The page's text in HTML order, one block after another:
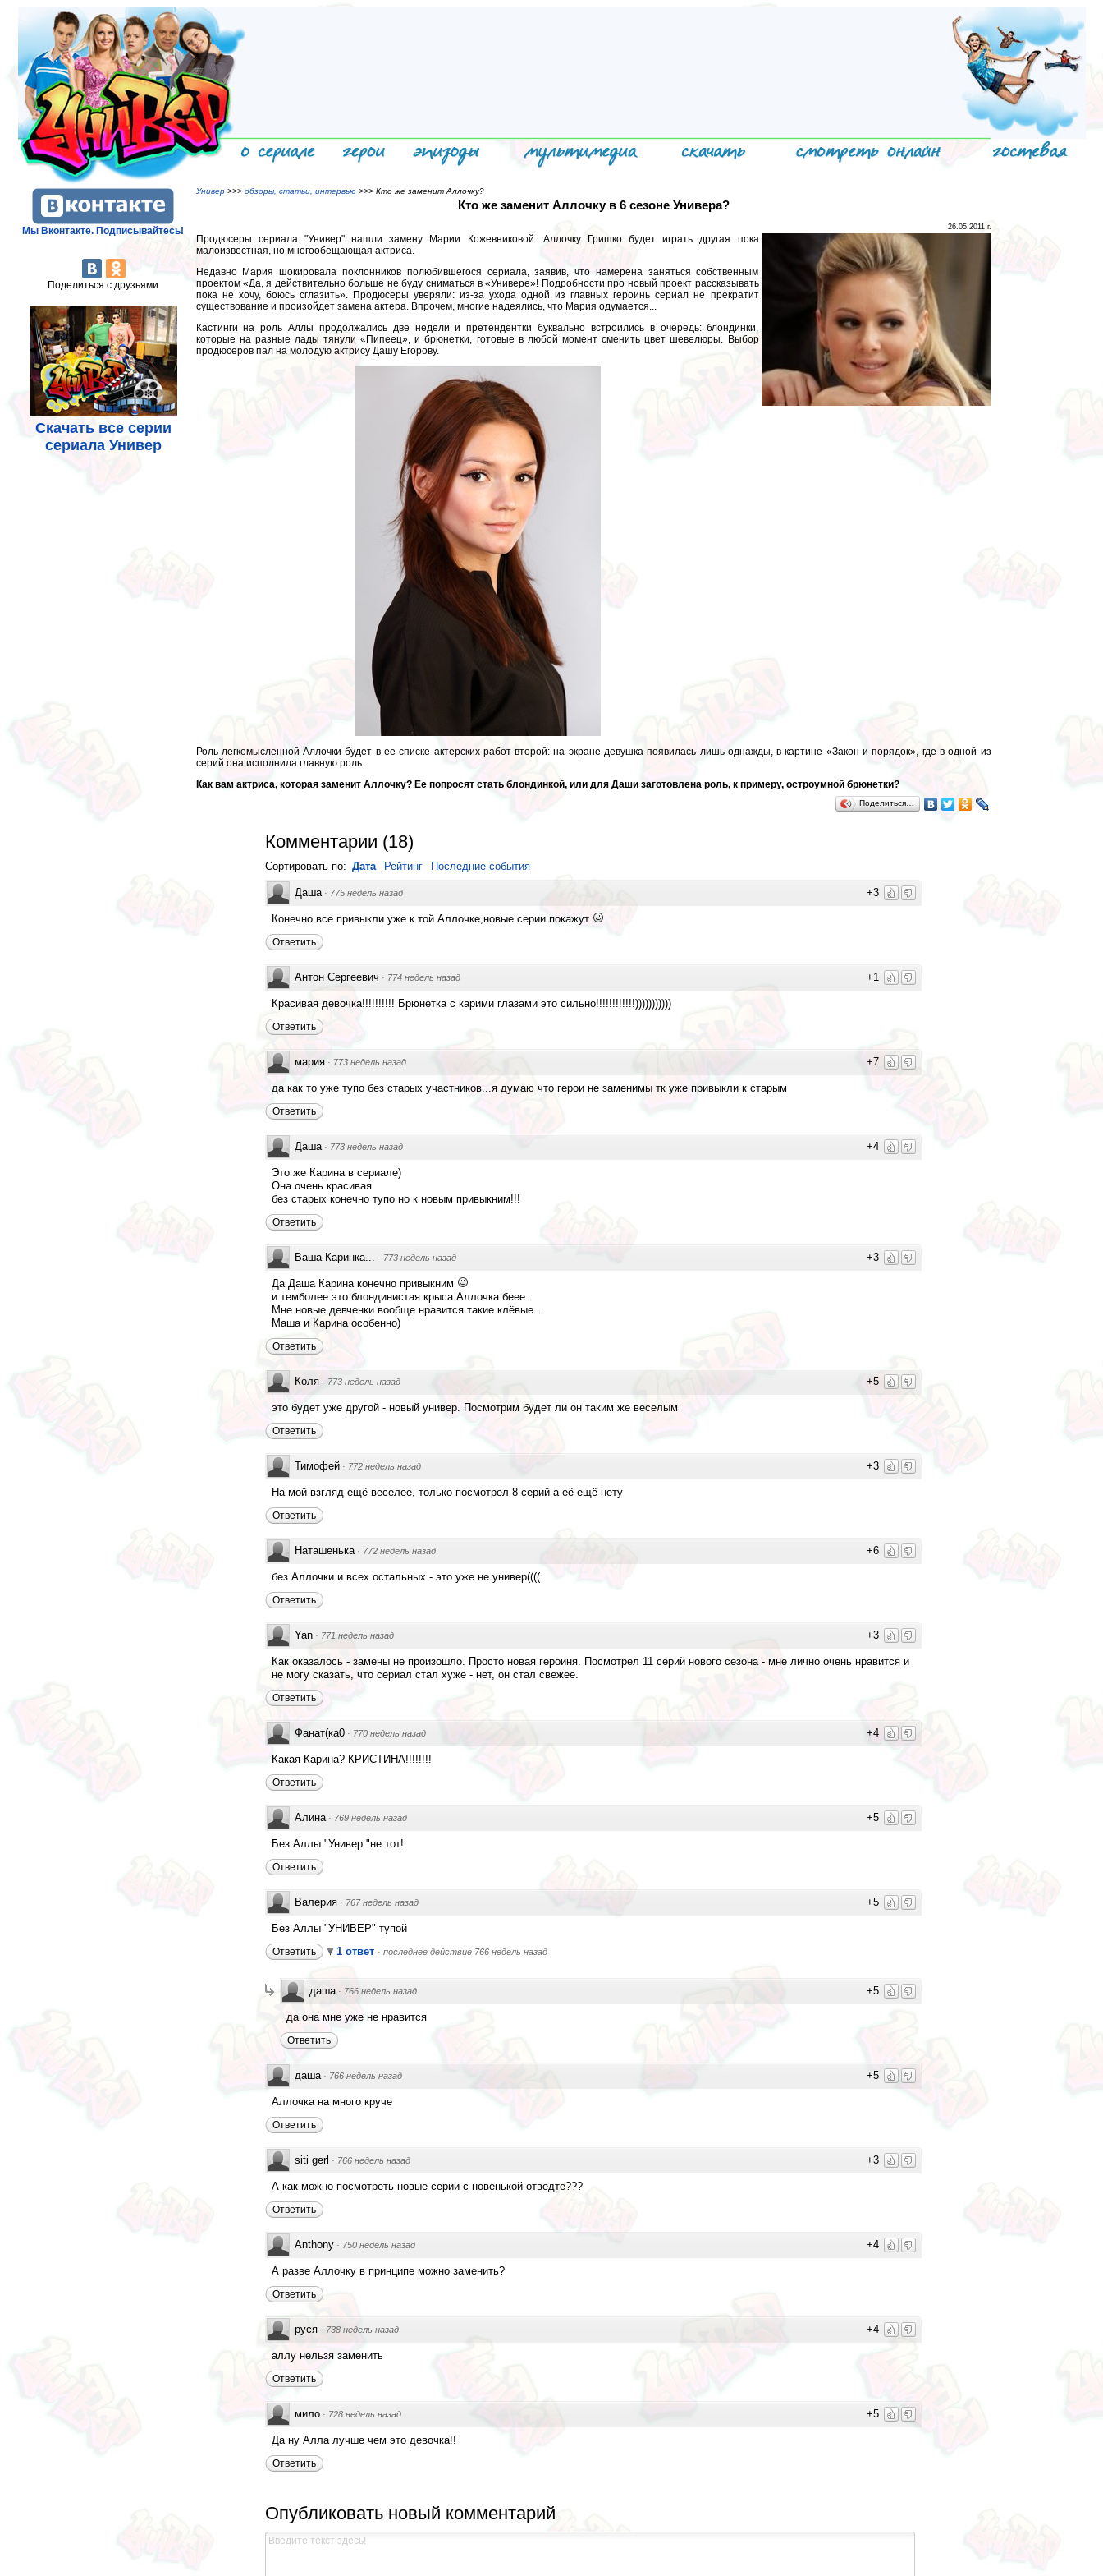
Мы Вконтакте. Подписывайтесь!
Поделиться с друзьями
Скачать все серии
сериала Универ
Универ>>> обзоры, статьи, интервью>>> Кто же заменит Аллочку?
Кто же заменит Аллочку в 6 сезоне Универа?
26.05.2011 г.
Продюсеры сериала "Универ" нашли замену Марии Кожевниковой: Аллочку Гришко будет играть другая пока
малоизвестная, но многообещающая актриса.
Недавно Мария шокировала поклонников полюбившегося сериала, заявив, что намерена заняться собственным
проектом «Да, я действительно больше не буду сниматься в «Универе»! Подробности про новый проект рассказывать
пока не хочу, боюсь сглазить». Продюсеры уверяли: из-за ухода одной из главных героинь сериал не прекратит
существование и произойдет замена актера. Впрочем, многие надеялись, что Мария одумается...
Кастинги на роль Аллы продолжались две недели и претендентки буквально встроились в очередь: блондинки,
которые на разные лады тянули «Пипеец», и брюнетки, готовые в любой момент сменить цвет шевелюры. Выбор
продюсеров пал на молодую актрису Дашу Егорову.
Роль легкомысленной Аллочки будет в ее списке актерских работ второй: на экране девушка появилась лишь однажды, в картине «Закон и порядок», где в одной из
серий она исполнила главную роль.
Как вам актриса, которая заменит Аллочку? Ее попросят стать блондинкой, или для Даши заготовлена роль, к примеру, остроумной брюнетки?
Поделиться…
Комментарии (18)
Сортировать по: Дата Рейтинг Последние события
+3
Даша · 775 недель назад
Конечно все привыкли уже к той Аллочке,новые серии покажут
Ответить
+1
Антон Сергеевич · 774 недель назад
Красивая девочка!!!!!!!!!! Брюнетка с карими глазами это сильно!!!!!!!!!!!!)))))))))))
Ответить
+7
мария · 773 недель назад
да как то уже тупо без старых участников...я думаю что герои не заменимы тк уже привыкли к старым
Ответить
+4
Даша · 773 недель назад
Это же Карина в сериале)
Она очень красивая.
без старых конечно тупо но к новым привыкним!!!
Ответить
+3
Ваша Каринка... · 773 недель назад
Да Даша Карина конечно привыкним
и темболее это блондинистая крыса Аллочка беее.
Мне новые девченки вообще нравится такие клёвые...
Маша и Карина особенно)
Ответить
+5
Коля · 773 недель назад
это будет уже другой - новый универ. Посмотрим будет ли он таким же веселым
Ответить
+3
Тимофей · 772 недель назад
На мой взгляд ещё веселее, только посмотрел 8 серий а её ещё нету
Ответить
+6
Наташенька · 772 недель назад
без Аллочки и всех остальных - это уже не универ((((
Ответить
+3
Yan · 771 недель назад
Как оказалось - замены не произошло. Просто новая героиня. Посмотрел 11 серий нового сезона - мне лично очень нравится и
не могу сказать, что сериал стал хуже - нет, он стал свежее.
Ответить
+4
Фанат(ка0 · 770 недель назад
Какая Карина? КРИСТИНА!!!!!!!!
Ответить
+5
Алина · 769 недель назад
Без Аллы "Универ "не тот!
Ответить
+5
Валерия · 767 недель назад
Без Аллы "УНИВЕР" тупой
Ответить 1 ответ · последнее действие 766 недель назад
+5
даша · 766 недель назад
да она мне уже не нравится
Ответить
+5
даша · 766 недель назад
Аллочка на много круче
Ответить
+3
siti gerl · 766 недель назад
А как можно посмотреть новые серии с новенькой отведте???
Ответить
+4
Anthony · 750 недель назад
А разве Аллочку в принципе можно заменить?
Ответить
+4
руся · 738 недель назад
аллу нельзя заменить
Ответить
+5
мило · 728 недель назад
Да ну Алла лучше чем это девочка!!
Ответить
Опубликовать новый комментарий